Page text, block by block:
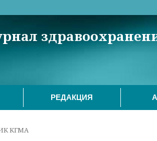
РЕДАКЦИЯ
КГМА